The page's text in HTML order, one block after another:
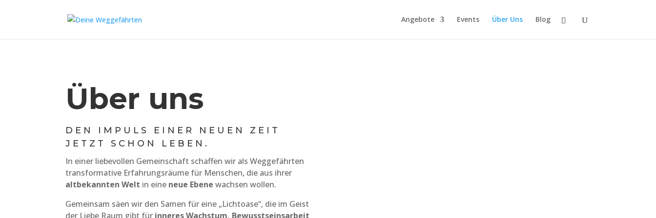
Angebote Events Über Uns Blog
Über uns
DEN IMPULS EINER NEUEN ZEIT
JETZT SCHON LEBEN.
In einer liebevollen Gemeinschaft schaffen wir als Weggefährten
transformative Erfahrungsräume für Menschen, die aus ihrer
altbekannten Welt in eine neue Ebene wachsen wollen.
Gemeinsam säen wir den Samen für eine „Lichtoase“, die im Geist
der Liebe Raum gibt für inneres Wachstum, Bewusstseinsarbeit